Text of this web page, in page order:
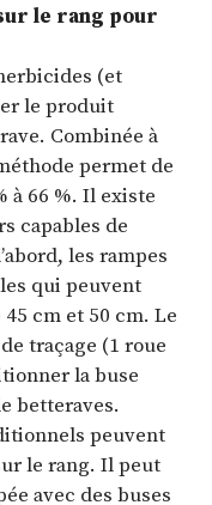
le rang pour
(et
le produit
Combinée à
permet de
à 66 %. Il existe
capables de
les rampes
qui peuvent
cm et 50 cm. Le
traçage (1 roue
la buse
betteraves.
peuvent
le rang. Il peut
avec des buses